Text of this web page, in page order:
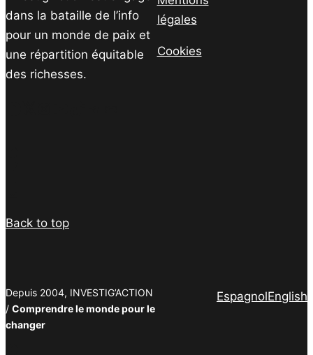
dans la bataille de l’info
pour un monde de paix et
une répartition équitable
des richesses.
légales
Cookies
Back to top
Depuis 2004, INVESTIG’ACTION
/ Comprendre le monde pour le
changer
EspagnolEnglish